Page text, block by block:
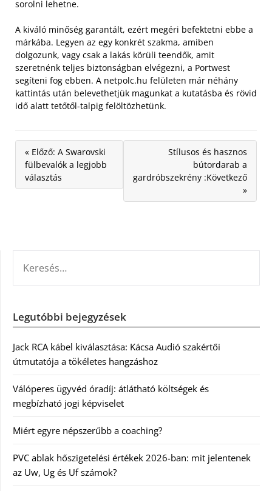
sorolni lehetne.
A kiváló minőség garantált, ezért megéri befektetni ebbe a
márkába. Legyen az egy konkrét szakma, amiben
dolgozunk, vagy csak a lakás körüli teendők, amit
szeretnénk teljes biztonságban elvégezni, a Portwest
segíteni fog ebben. A netpolc.hu felületen már néhány
kattintás után belevethetjük magunkat a kutatásba és rövid
idő alatt tetőtől-talpig felöltözhetünk.
« Előző: A Swarovski
fülbevalók a legjobb
választás
Stílusos és hasznos
bútordarab a
gardróbszekrény :Következő
»
Legutóbbi bejegyzések
Jack RCA kábel kiválasztása: Kácsa Audió szakértői
útmutatója a tökéletes hangzáshoz
Válóperes ügyvéd óradíj: átlátható költségek és
megbízható jogi képviselet
Miért egyre népszerűbb a coaching?
PVC ablak hőszigetelési értékek 2026-ban: mit jelentenek
az Uw, Ug és Uf számok?